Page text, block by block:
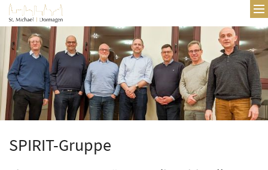
Zum Inhalt springen
SPIRIT-Gruppe